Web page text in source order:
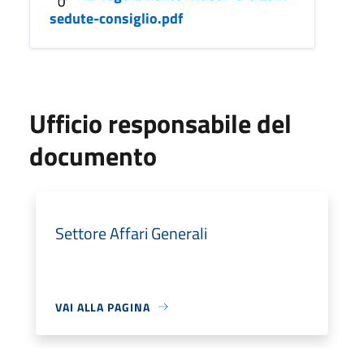
sedute-consiglio.pdf
Ufficio responsabile del
documento
Settore Affari Generali
VAI ALLA PAGINA